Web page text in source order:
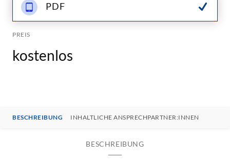
PDF
PREIS
kostenlos
BESCHREIBUNG INHALTLICHE ANSPRECHPARTNER:INNEN
BESCHREIBUNG